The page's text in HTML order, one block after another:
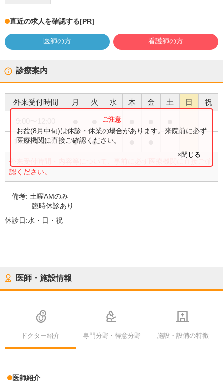
直近の求人を確認する[PR]
医師の方 看護師の方
診療案内
外来受付時間 月 火 水 木 金 土 日 祝
14:30〜18:30 ● ●
外来受付時間・内容等について、事前に必ず医療機関に直接ご確
認ください。
お盆(8月中旬)は休診・休業の場合があります。来院前に必ず
医療機関に直接ご確認ください。
×閉じる
備考: 土曜AMのみ
臨時休診あり
休診日:水・日・祝
医師・施設情報
ドクター紹介 専門分野・得意分野 施設・設備の特徴
医師紹介